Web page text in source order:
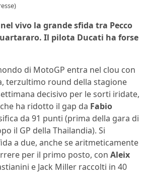
vivo la grande sfida tra Pecco
Il pilota Ducati ha forse
di MotoGP entra nel clou con
terzultimo round della stagione
decisivo per le sorti iridate,
ha ridotto il gap da Fabio
da 91 punti (prima della gara di
il GP della Thailandia). Si
a due, anche se aritmeticamente
per il primo posto, con Aleix
e Jack Miller raccolti in 40